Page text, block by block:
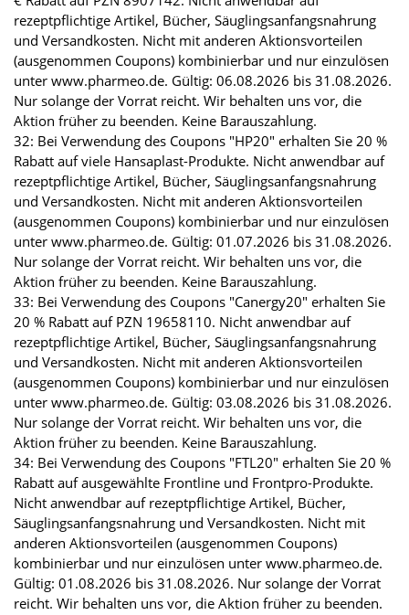
rezeptpflichtige Artikel, Bücher, Säuglingsanfangsnahrung
und Versandkosten. Nicht mit anderen Aktionsvorteilen
(ausgenommen Coupons) kombinierbar und nur einzulösen
unter www.pharmeo.de. Gültig: 06.08.2026 bis 31.08.2026.
Nur solange der Vorrat reicht. Wir behalten uns vor, die
Aktion früher zu beenden. Keine Barauszahlung.
32: Bei Verwendung des Coupons "HP20" erhalten Sie 20 %
Rabatt auf viele Hansaplast-Produkte. Nicht anwendbar auf
rezeptpflichtige Artikel, Bücher, Säuglingsanfangsnahrung
und Versandkosten. Nicht mit anderen Aktionsvorteilen
(ausgenommen Coupons) kombinierbar und nur einzulösen
unter www.pharmeo.de. Gültig: 01.07.2026 bis 31.08.2026.
Nur solange der Vorrat reicht. Wir behalten uns vor, die
Aktion früher zu beenden. Keine Barauszahlung.
33: Bei Verwendung des Coupons "Canergy20" erhalten Sie
20 % Rabatt auf PZN 19658110. Nicht anwendbar auf
rezeptpflichtige Artikel, Bücher, Säuglingsanfangsnahrung
und Versandkosten. Nicht mit anderen Aktionsvorteilen
(ausgenommen Coupons) kombinierbar und nur einzulösen
unter www.pharmeo.de. Gültig: 03.08.2026 bis 31.08.2026.
Nur solange der Vorrat reicht. Wir behalten uns vor, die
Aktion früher zu beenden. Keine Barauszahlung.
34: Bei Verwendung des Coupons "FTL20" erhalten Sie 20 %
Rabatt auf ausgewählte Frontline und Frontpro-Produkte.
Nicht anwendbar auf rezeptpflichtige Artikel, Bücher,
Säuglingsanfangsnahrung und Versandkosten. Nicht mit
anderen Aktionsvorteilen (ausgenommen Coupons)
kombinierbar und nur einzulösen unter www.pharmeo.de.
Gültig: 01.08.2026 bis 31.08.2026. Nur solange der Vorrat
reicht. Wir behalten uns vor, die Aktion früher zu beenden.